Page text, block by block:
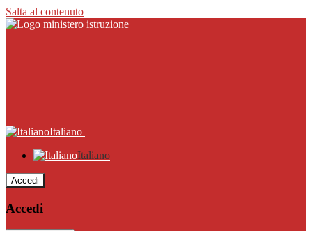
Salta al contenuto
Italiano
Italiano
Accedi
Accedi